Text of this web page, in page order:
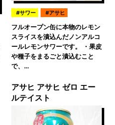
サワー アサヒ
フルオープン缶に本物のレモン
スライスを漬込んだノンアルコ
ールレモンサワーです。 ・果皮
や種子をまるごと漬込むこと
で、…
アサヒ アサヒ ゼロ エー
ルテイスト